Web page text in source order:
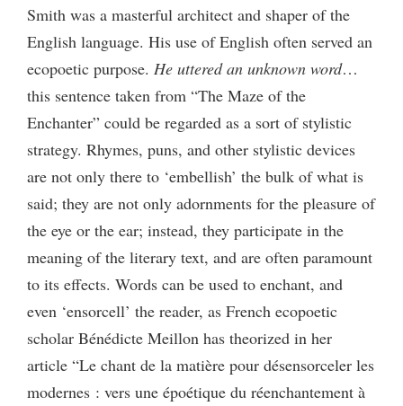
Smith was a masterful architect and shaper of the
English language. His use of English often served an
ecopoetic purpose. He uttered an unknown word…
this sentence taken from “The Maze of the
Enchanter” could be regarded as a sort of stylistic
strategy. Rhymes, puns, and other stylistic devices
are not only there to ‘embellish’ the bulk of what is
said; they are not only adornments for the pleasure of
the eye or the ear; instead, they participate in the
meaning of the literary text, and are often paramount
to its effects. Words can be used to enchant, and
even ‘ensorcell’ the reader, as French ecopoetic
scholar Bénédicte Meillon has theorized in her
article “Le chant de la matière pour désensorceler les
modernes : vers une époétique du réenchantement à